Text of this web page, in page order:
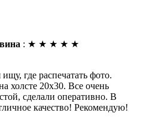
: ★ ★ ★ ★ ★
где распечатать фото.
холсте 20х30. Все очень
сделали оперативно. В
качество! Рекомендую!